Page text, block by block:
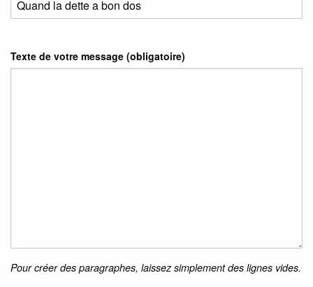
Texte de votre message (obligatoire)
Pour créer des paragraphes, laissez simplement des lignes vides.